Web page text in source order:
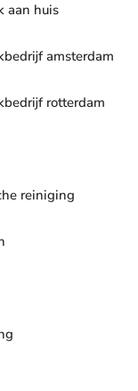
aan huis
amsterdam
rotterdam
reiniging